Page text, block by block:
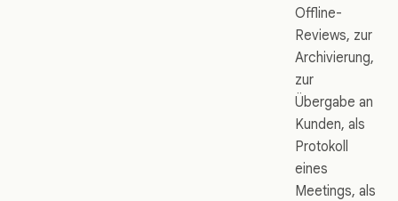
Offline-
Reviews, zur
Archivierung,
zur
Übergabe an
Kunden, als
Protokoll
eines
Meetings, als